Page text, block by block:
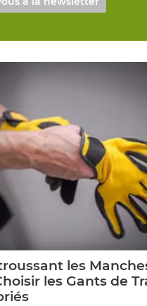
les
les Gants de